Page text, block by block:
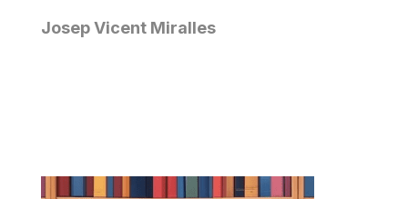
Josep Vicent Miralles